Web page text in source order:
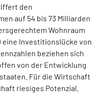
den
auf 54 bis 73 Milliarden
Wohnraum
eine Investitionslücke von
beziehen sich
von der Entwicklung
Für die Wirtschaft
riesiges Potenzial.